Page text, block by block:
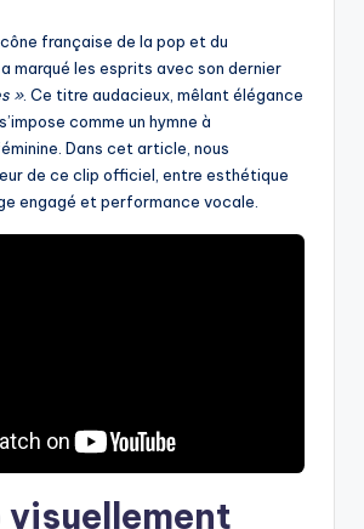
française de la pop et du
marqué les esprits avec son dernier
». Ce titre audacieux, mêlant élégance
comme un hymne à
Dans cet article, nous
de ce clip officiel, entre esthétique
engagé et performance vocale.
visuellement